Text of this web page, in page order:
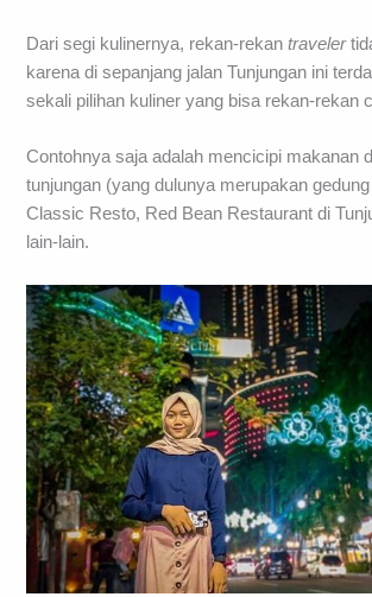
Dari segi kulinernya, rekan-rekantraveler
karena di sepanjang jalan Tunjungan ini
sekali pilihan kuliner yang bisa rekan-rekan
Contohnya saja adalah mencicipi makanan
tunjungan (yang dulunya merupakan
Classic Resto, Red Bean Restaurant di
lain-lain.